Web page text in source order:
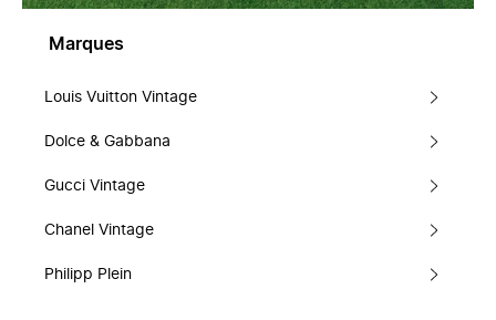
Marques
Louis Vuitton Vintage
Dolce & Gabbana
Gucci Vintage
Chanel Vintage
Philipp Plein